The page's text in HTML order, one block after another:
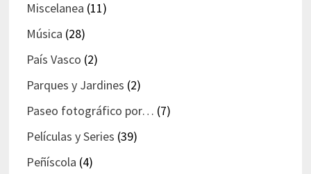
Miscelanea (11)
Música (28)
País Vasco (2)
Parques y Jardines (2)
Paseo fotográfico por… (7)
Películas y Series (39)
Peñíscola (4)